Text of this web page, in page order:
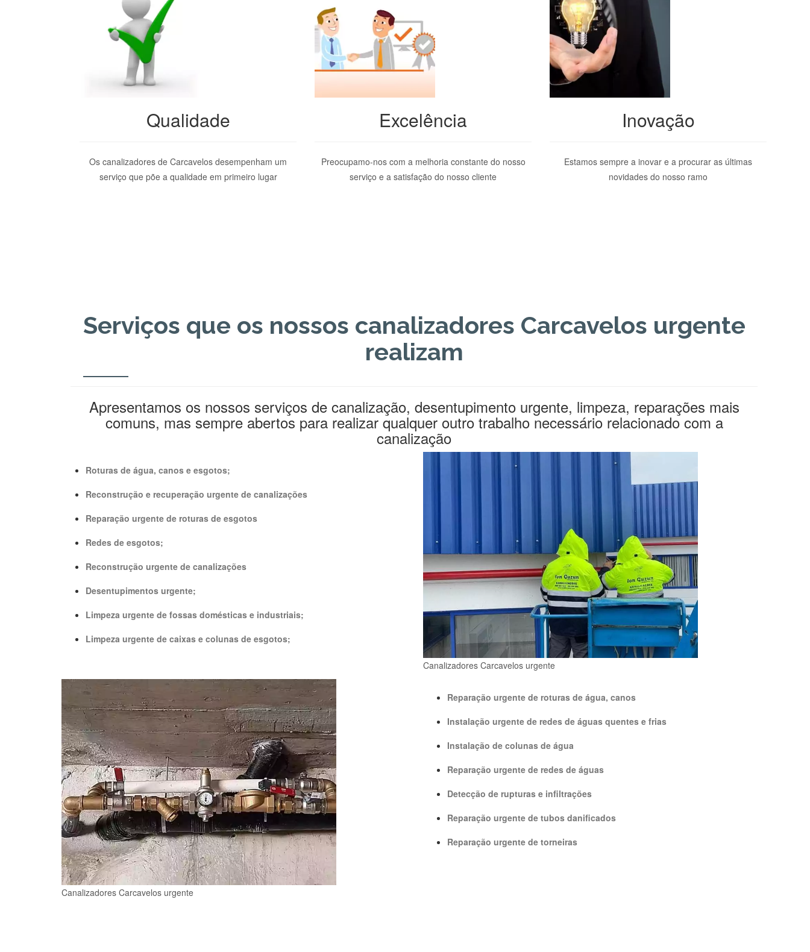
Qualidade
Os canalizadores de Carcavelos desempenham um
serviço que põe a qualidade em primeiro lugar
Excelência
Preocupamo-nos com a melhoria constante do nosso
serviço e a satisfação do nosso cliente
Inovação
Estamos sempre a inovar e a procurar as últimas
novidades do nosso ramo
Serviços que os nossos canalizadores Carcavelos urgente
realizam
Apresentamos os nossos serviços de canalização, desentupimento urgente, limpeza, reparações mais
comuns, mas sempre abertos para realizar qualquer outro trabalho necessário relacionado com a
canalização
Roturas de água, canos e esgotos;
Reconstrução e recuperação urgente de canalizações
Reparação urgente de roturas de esgotos
Redes de esgotos;
Reconstrução urgente de canalizações
Desentupimentos urgente;
Limpeza urgente de fossas domésticas e industriais;
Limpeza urgente de caixas e colunas de esgotos;
Canalizadores Carcavelos urgente
Canalizadores Carcavelos urgente
Reparação urgente de roturas de água, canos
Instalação urgente de redes de águas quentes e frias
Instalação de colunas de água
Reparação urgente de redes de águas
Detecção de rupturas e infiltrações
Reparação urgente de tubos danificados
Reparação urgente de torneiras